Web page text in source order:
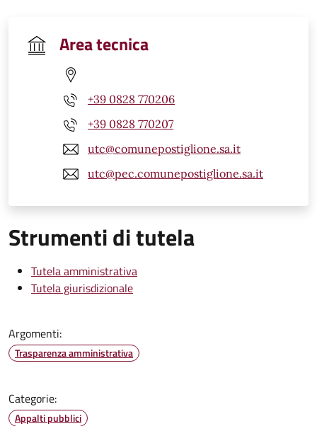
Area tecnica
+39 0828 770206
+39 0828 770207
utc@comunepostiglione.sa.it
utc@pec.comunepostiglione.sa.it
Strumenti di tutela
Tutela amministrativa
Tutela giurisdizionale
Argomenti:
Trasparenza amministrativa
Categorie:
Appalti pubblici